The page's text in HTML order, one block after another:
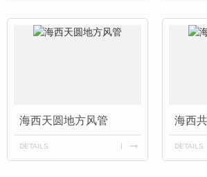
海西天圆地方风管
DETAILS
海西
DETAILS